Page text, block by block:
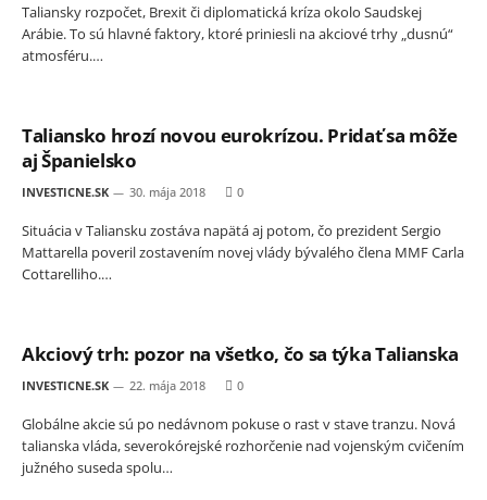
Taliansky rozpočet, Brexit či diplomatická kríza okolo Saudskej
Arábie. To sú hlavné faktory, ktoré priniesli na akciové trhy „dusnú“
atmosféru.…
Taliansko hrozí novou eurokrízou. Pridať sa môže
aj Španielsko
INVESTICNE.SK 30. mája 2018 0
Situácia v Taliansku zostáva napätá aj potom, čo prezident Sergio
Mattarella poveril zostavením novej vlády bývalého člena MMF Carla
Cottarelliho.…
Akciový trh: pozor na všetko, čo sa týka Talianska
INVESTICNE.SK 22. mája 2018 0
Globálne akcie sú po nedávnom pokuse o rast v stave tranzu. Nová
talianska vláda, severokórejské rozhorčenie nad vojenským cvičením
južného suseda spolu…